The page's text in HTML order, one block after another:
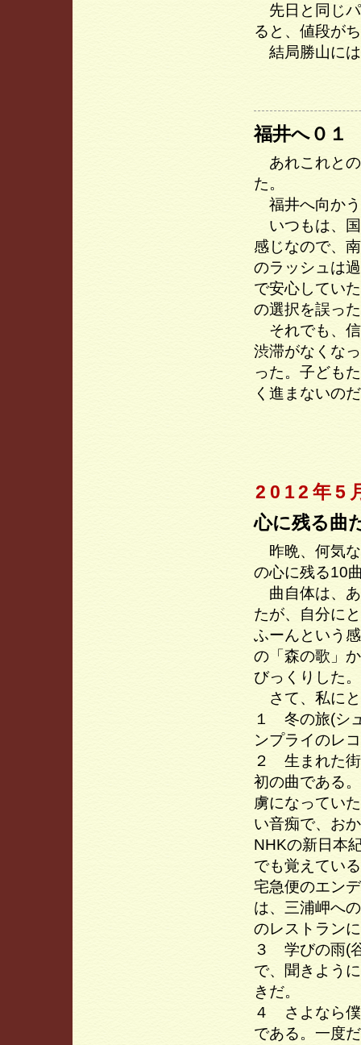
先日と同じパ
ると、値段が
結局勝山に
福井へ０１
あれこれとの
た。
福井へ向か
いつもは、国
感じなので、
のラッシュは
で安心してい
の選択を誤っ
それでも、信
渋滞がなくな
った。子ども
く進まないの
2012年5
心に残る曲
昨晩、何気な
の心に残る10
曲自体は、あ
たが、自分に
ふーんという
の「森の歌」
びっくりした。
さて、私に
１ 冬の旅(シ
ンプライのレ
２ 生まれた
初の曲である
虜になってい
い音痴で、お
NHKの新日本
でも覚えてい
宅急便のエン
は、三浦岬へ
のレストラン
３ 学びの雨(
で、聞きよう
きだ。
４ さよなら
である。一度